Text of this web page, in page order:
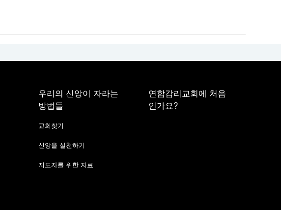
우리의 신앙이 자라는
방법들
교회찾기
신앙을 실천하기
지도자를 위한 자료
연합감리교회에 처음
인가요?